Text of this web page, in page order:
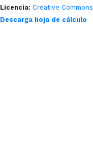
Licencia: Creative Commons
Descarga hoja de cálculo